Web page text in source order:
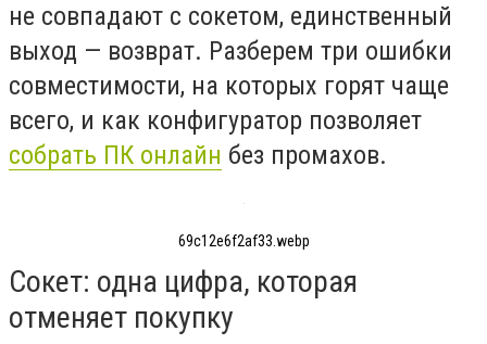
не совпадают с сокетом, единственный
выход — возврат. Разберем три ошибки
совместимости, на которых горят чаще
всего, и как конфигуратор позволяет
собрать ПК онлайн без промахов.
69c12e6f2af33.webp
Сокет: одна цифра, которая
отменяет покупку